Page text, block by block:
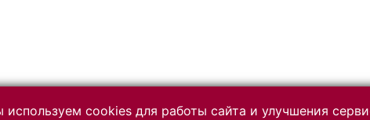
используем cookies для работы сайта и улучшения